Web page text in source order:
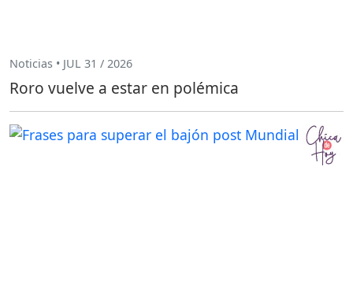
Noticias • JUL 31 / 2026
Roro vuelve a estar en polémica